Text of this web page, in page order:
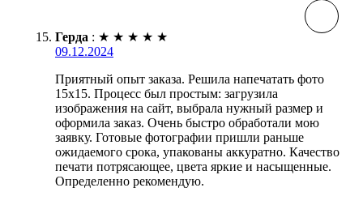
Герда : ★ ★ ★ ★ ★
09.12.2024
Приятный опыт заказа. Решила напечатать фото
15х15. Процесс был простым: загрузила
изображения на сайт, выбрала нужный размер и
оформила заказ. Очень быстро обработали мою
заявку. Готовые фотографии пришли раньше
ожидаемого срока, упакованы аккуратно. Качество
печати потрясающее, цвета яркие и насыщенные.
Определенно рекомендую.